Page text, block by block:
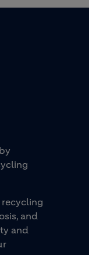
and
and